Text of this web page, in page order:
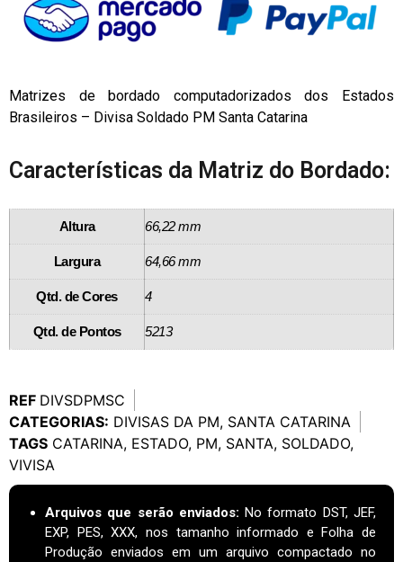
Matrizes de bordado computadorizados dos Estados
Brasileiros – Divisa Soldado PM Santa Catarina
Características da Matriz do Bordado:
Altura 66,22 mm
Largura 64,66 mm
Qtd. de Cores 4
Qtd. de Pontos 5213
REF DIVSDPMSC
CATEGORIAS: DIVISAS DA PM, SANTA CATARINA
TAGS CATARINA, ESTADO, PM, SANTA, SOLDADO,
VIVISA
Arquivos que serão enviados: No formato DST, JEF,
EXP, PES, XXX, nos tamanho informado e Folha de
Produção enviados em um arquivo compactado no